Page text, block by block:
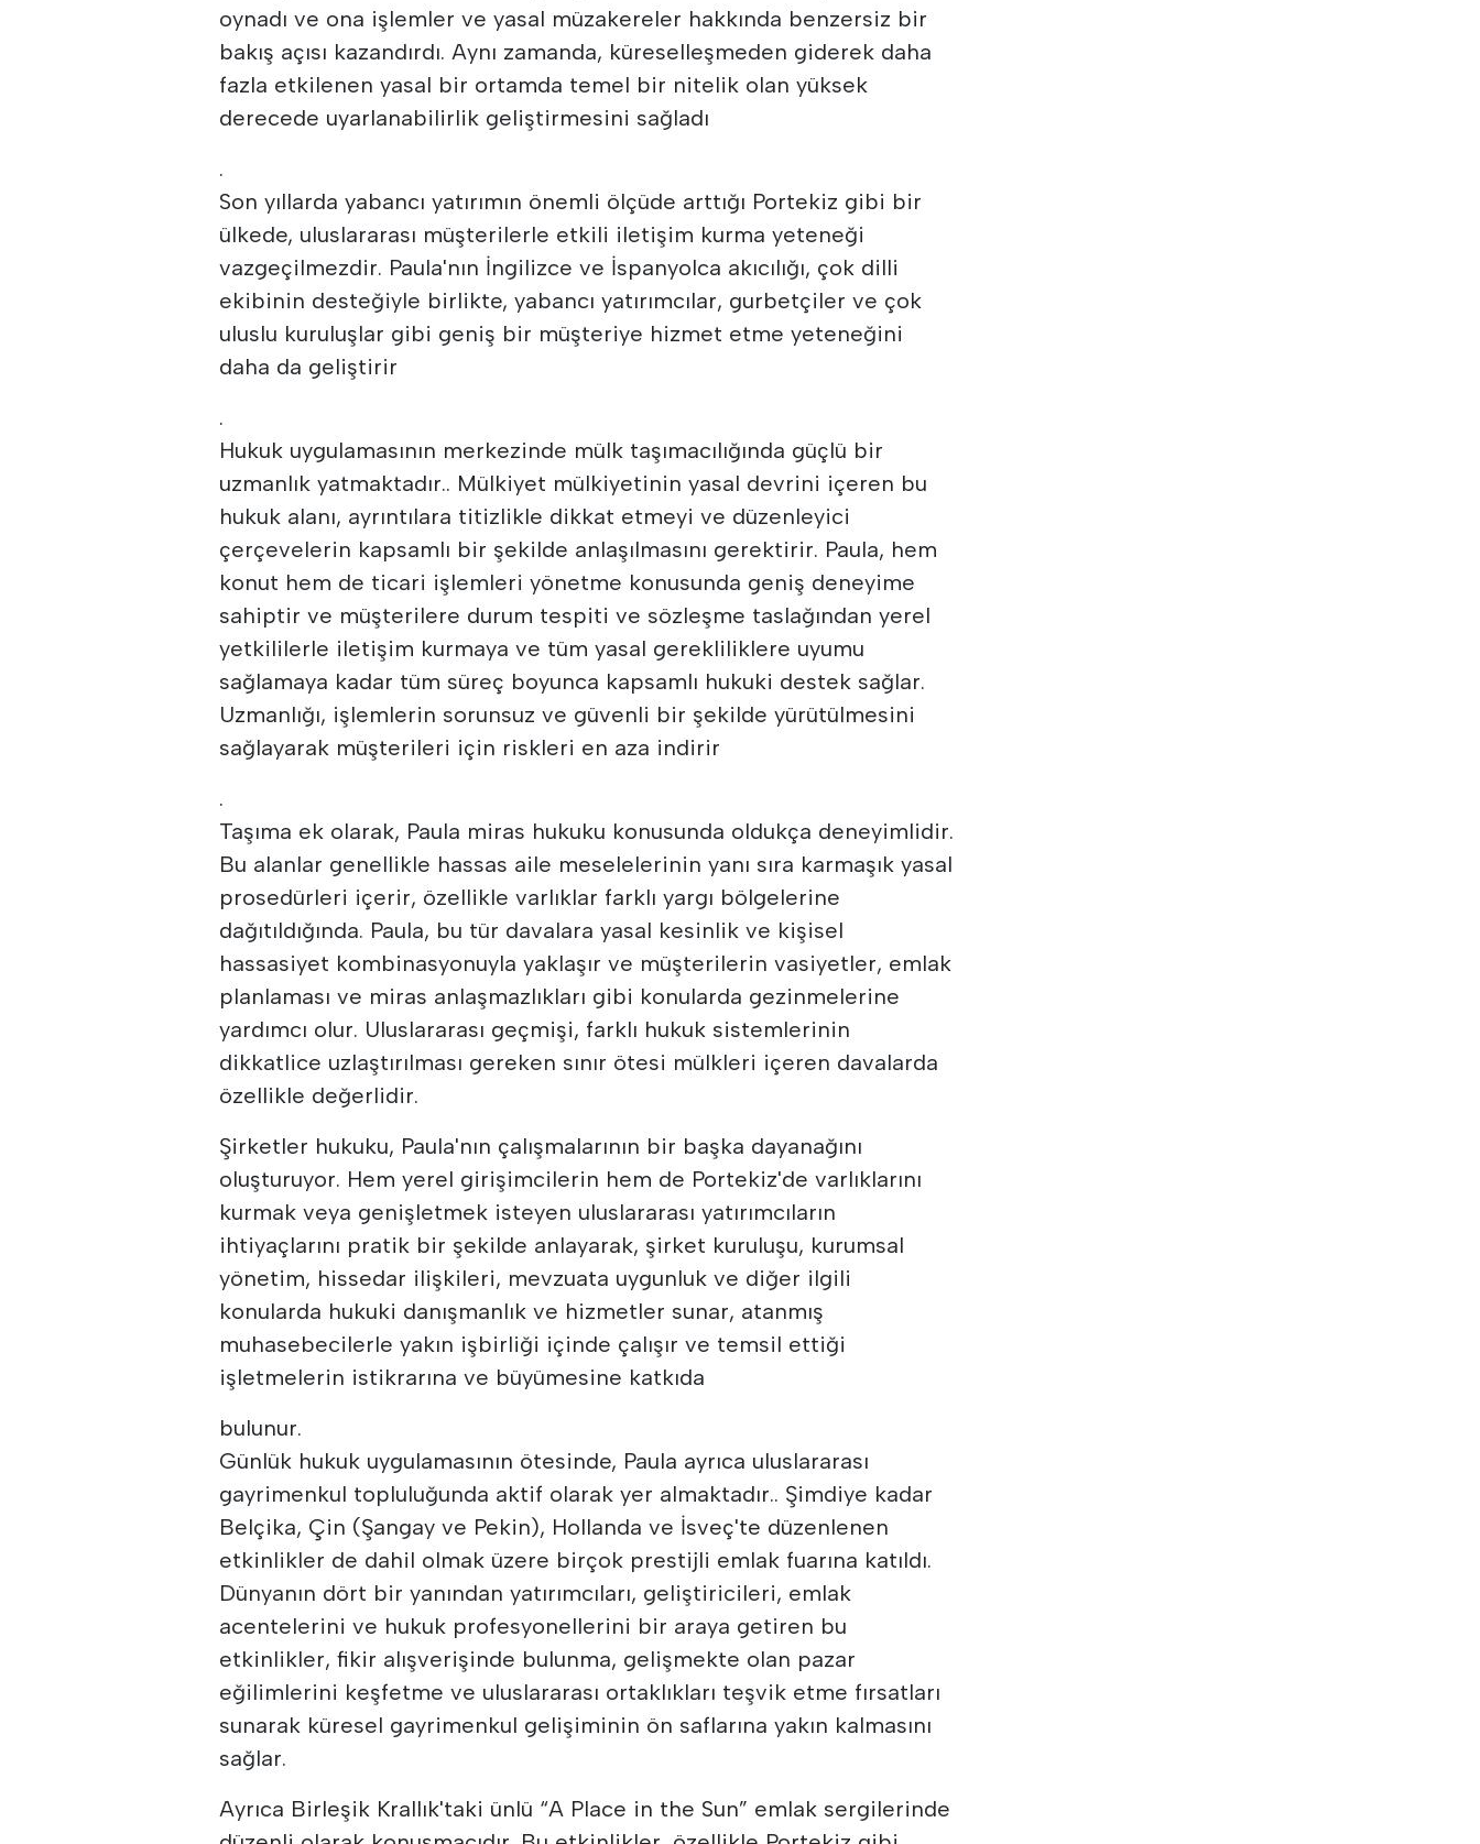
oynadı ve ona işlemler ve yasal müzakereler hakkında benzersiz bir
bakış açısı kazandırdı. Aynı zamanda, küreselleşmeden giderek daha
fazla etkilenen yasal bir ortamda temel bir nitelik olan yüksek
derecede uyarlanabilirlik geliştirmesini sağladı
.
Son yıllarda yabancı yatırımın önemli ölçüde arttığı Portekiz gibi bir
ülkede, uluslararası müşterilerle etkili iletişim kurma yeteneği
vazgeçilmezdir. Paula'nın İngilizce ve İspanyolca akıcılığı, çok dilli
ekibinin desteğiyle birlikte, yabancı yatırımcılar, gurbetçiler ve çok
uluslu kuruluşlar gibi geniş bir müşteriye hizmet etme yeteneğini
daha da geliştirir
.
Hukuk uygulamasının merkezinde mülk taşımacılığında güçlü bir
uzmanlık yatmaktadır.. Mülkiyet mülkiyetinin yasal devrini içeren bu
hukuk alanı, ayrıntılara titizlikle dikkat etmeyi ve düzenleyici
çerçevelerin kapsamlı bir şekilde anlaşılmasını gerektirir. Paula, hem
konut hem de ticari işlemleri yönetme konusunda geniş deneyime
sahiptir ve müşterilere durum tespiti ve sözleşme taslağından yerel
yetkililerle iletişim kurmaya ve tüm yasal gerekliliklere uyumu
sağlamaya kadar tüm süreç boyunca kapsamlı hukuki destek sağlar.
Uzmanlığı, işlemlerin sorunsuz ve güvenli bir şekilde yürütülmesini
sağlayarak müşterileri için riskleri en aza indirir
.
Taşıma ek olarak, Paula miras hukuku konusunda oldukça deneyimlidir.
Bu alanlar genellikle hassas aile meselelerinin yanı sıra karmaşık yasal
prosedürleri içerir, özellikle varlıklar farklı yargı bölgelerine
dağıtıldığında. Paula, bu tür davalara yasal kesinlik ve kişisel
hassasiyet kombinasyonuyla yaklaşır ve müşterilerin vasiyetler, emlak
planlaması ve miras anlaşmazlıkları gibi konularda gezinmelerine
yardımcı olur. Uluslararası geçmişi, farklı hukuk sistemlerinin
dikkatlice uzlaştırılması gereken sınır ötesi mülkleri içeren davalarda
özellikle değerlidir.
Şirketler hukuku, Paula'nın çalışmalarının bir başka dayanağını
oluşturuyor. Hem yerel girişimcilerin hem de Portekiz'de varlıklarını
kurmak veya genişletmek isteyen uluslararası yatırımcıların
ihtiyaçlarını pratik bir şekilde anlayarak, şirket kuruluşu, kurumsal
yönetim, hissedar ilişkileri, mevzuata uygunluk ve diğer ilgili
konularda hukuki danışmanlık ve hizmetler sunar, atanmış
muhasebecilerle yakın işbirliği içinde çalışır ve temsil ettiği
işletmelerin istikrarına ve büyümesine katkıda
bulunur.
Günlük hukuk uygulamasının ötesinde, Paula ayrıca uluslararası
gayrimenkul topluluğunda aktif olarak yer almaktadır.. Şimdiye kadar
Belçika, Çin (Şangay ve Pekin), Hollanda ve İsveç'te düzenlenen
etkinlikler de dahil olmak üzere birçok prestijli emlak fuarına katıldı.
Dünyanın dört bir yanından yatırımcıları, geliştiricileri, emlak
acentelerini ve hukuk profesyonellerini bir araya getiren bu
etkinlikler, fikir alışverişinde bulunma, gelişmekte olan pazar
eğilimlerini keşfetme ve uluslararası ortaklıkları teşvik etme fırsatları
sunarak küresel gayrimenkul gelişiminin ön saflarına yakın kalmasını
sağlar.
Ayrıca Birleşik Krallık'taki ünlü “A Place in the Sun” emlak sergilerinde